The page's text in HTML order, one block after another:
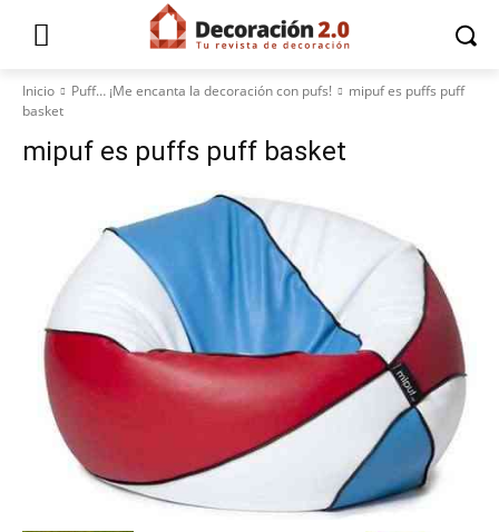
Inicio Puff… ¡Me encanta la decoración con pufs!
mipuf es puffs puff
basket
mipuf es puffs puff basket